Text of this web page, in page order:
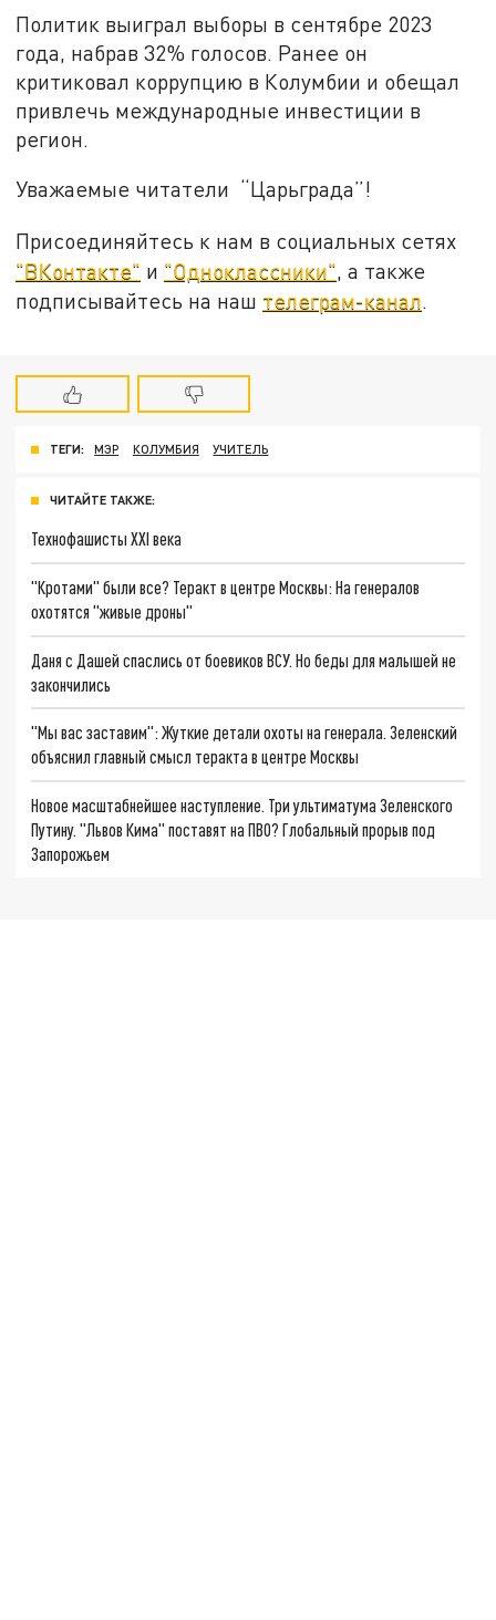
Политик выиграл выборы в сентябре 2023
года, набрав 32% голосов. Ранее он
критиковал коррупцию в Колумбии и обещал
привлечь международные инвестиции в
регион.
Уважаемые читатели “Царьграда”!
Присоединяйтесь к нам в социальных сетях
"ВКонтакте" и "Одноклассники", а также
подписывайтесь на наш телеграм-канал.
ТЕГИ: МЭР КОЛУМБИЯ УЧИТЕЛЬ
ЧИТАЙТЕ ТАКЖЕ:
Технофашисты XXI века
"Кротами" были все? Теракт в центре Москвы: На генералов
охотятся "живые дроны"
Даня с Дашей спаслись от боевиков ВСУ. Но беды для малышей не
закончились
"Мы вас заставим": Жуткие детали охоты на генерала. Зеленский
объяснил главный смысл теракта в центре Москвы
Новое масштабнейшее наступление. Три ультиматума Зеленского
Путину. "Львов Кима" поставят на ПВО? Глобальный прорыв под
Запорожьем